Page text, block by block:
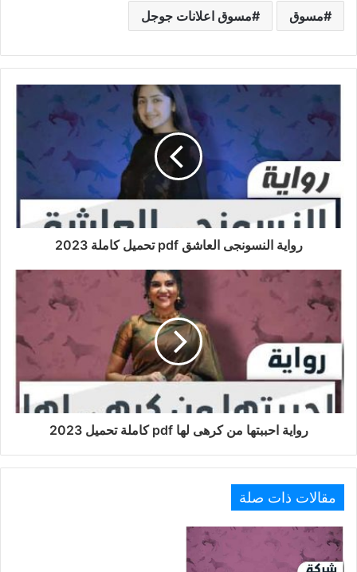
مسوق مسوق اعلانات جوجل
رواية النسونجى العاشق pdf تحميل كاملة 2023
رواية احببتها من كرهى لها pdf كاملة تحميل 2023
مقالات ذات صلة